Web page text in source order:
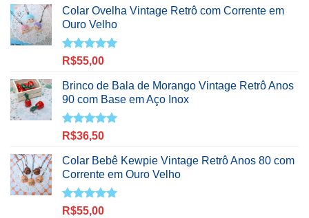
Colar Ovelha Vintage Retrô com Corrente em
Ouro Velho
Avaliação
R$55,00
Brinco de Bala de Morango Vintage Retrô Anos
90 com Base em Aço Inox
Avaliação
R$36,50
Colar Bebê Kewpie Vintage Retrô Anos 80 com
Corrente em Ouro Velho
Avaliação
R$55,00